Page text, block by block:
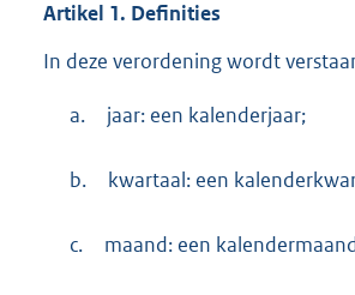
Artikel 1. Definities
In deze verordening wordt
a. jaar: een kalenderjaar;
b. kwartaal: een
c. maand: een